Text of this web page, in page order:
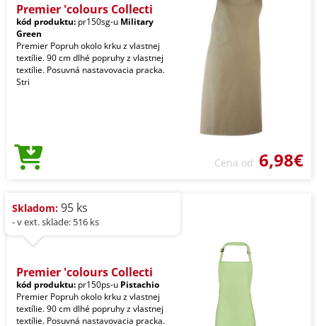
Premier 'colours Collecti
kód produktu: pr150sg-u Military
Green
Premier Popruh okolo krku z vlastnej
textílie. 90 cm dlhé popruhy z vlastnej
textílie. Posuvná nastavovacia pracka.
Stri
Cena od 6,98€
Skladom: 95 ks
- v ext. sklade: 516 ks
Premier 'colours Collecti
kód produktu: pr150ps-u Pistachio
Premier Popruh okolo krku z vlastnej
textílie. 90 cm dlhé popruhy z vlastnej
textílie. Posuvná nastavovacia pracka.